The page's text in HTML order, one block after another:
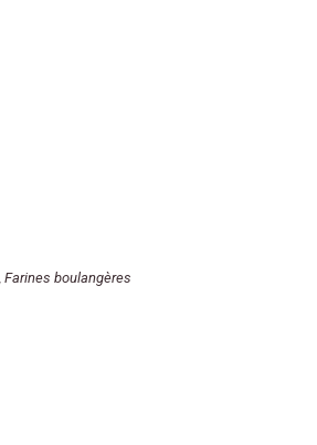
Farines boulangères